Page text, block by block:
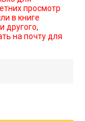
просмотр
в книге
другого,
на почту для